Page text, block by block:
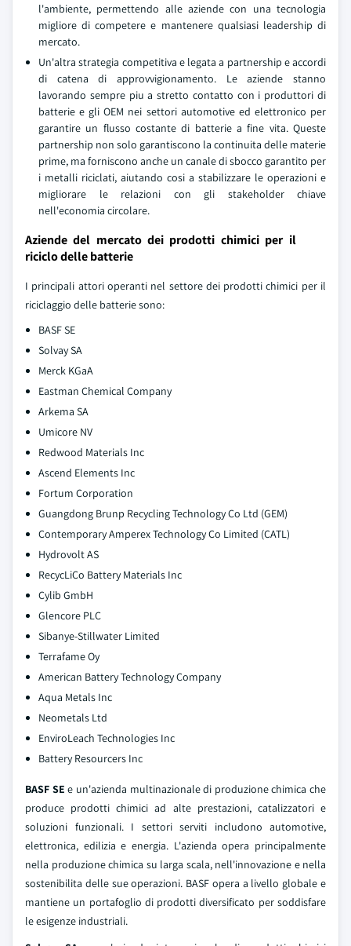
l'ambiente, permettendo alle aziende con una tecnologia
migliore di competere e mantenere qualsiasi leadership di
mercato.
Un'altra strategia competitiva e legata a partnership e accordi
di catena di approvvigionamento. Le aziende stanno
lavorando sempre piu a stretto contatto con i produttori di
batterie e gli OEM nei settori automotive ed elettronico per
garantire un flusso costante di batterie a fine vita. Queste
partnership non solo garantiscono la continuita delle materie
prime, ma forniscono anche un canale di sbocco garantito per
i metalli riciclati, aiutando cosi a stabilizzare le operazioni e
migliorare le relazioni con gli stakeholder chiave
nell'economia circolare.
Aziende del mercato dei prodotti chimici per il
riciclo delle batterie
I principali attori operanti nel settore dei prodotti chimici per il
riciclaggio delle batterie sono:
BASF SE
Solvay SA
Merck KGaA
Eastman Chemical Company
Arkema SA
Umicore NV
Redwood Materials Inc
Ascend Elements Inc
Fortum Corporation
Guangdong Brunp Recycling Technology Co Ltd (GEM)
Contemporary Amperex Technology Co Limited (CATL)
Hydrovolt AS
RecycLiCo Battery Materials Inc
Cylib GmbH
Glencore PLC
Sibanye-Stillwater Limited
Terrafame Oy
American Battery Technology Company
Aqua Metals Inc
Neometals Ltd
EnviroLeach Technologies Inc
Battery Resourcers Inc
BASF SE e un'azienda multinazionale di produzione chimica che
produce prodotti chimici ad alte prestazioni, catalizzatori e
soluzioni funzionali. I settori serviti includono automotive,
elettronica, edilizia e energia. L'azienda opera principalmente
nella produzione chimica su larga scala, nell'innovazione e nella
sostenibilita delle sue operazioni. BASF opera a livello globale e
mantiene un portafoglio di prodotti diversificato per soddisfare
le esigenze industriali.